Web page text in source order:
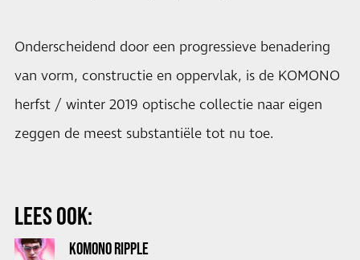
Onderscheidend door een progressieve benadering
van vorm, constructie en oppervlak, is de KOMONO
herfst / winter 2019 optische collectie naar eigen
zeggen de meest substantiële tot nu toe.
LEES OOK:
KOMONO RIPPLE